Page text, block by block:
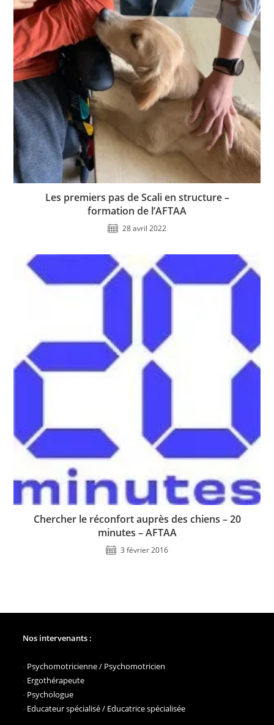
Les premiers pas de Scali en structure –
formation de l’AFTAA
28 avril 2022
Chercher le réconfort auprès des chiens – 20
minutes – AFTAA
3 février 2016
Nos intervenants :
- Psychomotricienne / Psychomotricien
- Ergothérapeute
- Psychologue
- Educateur spécialisé / Educatrice spécialisée